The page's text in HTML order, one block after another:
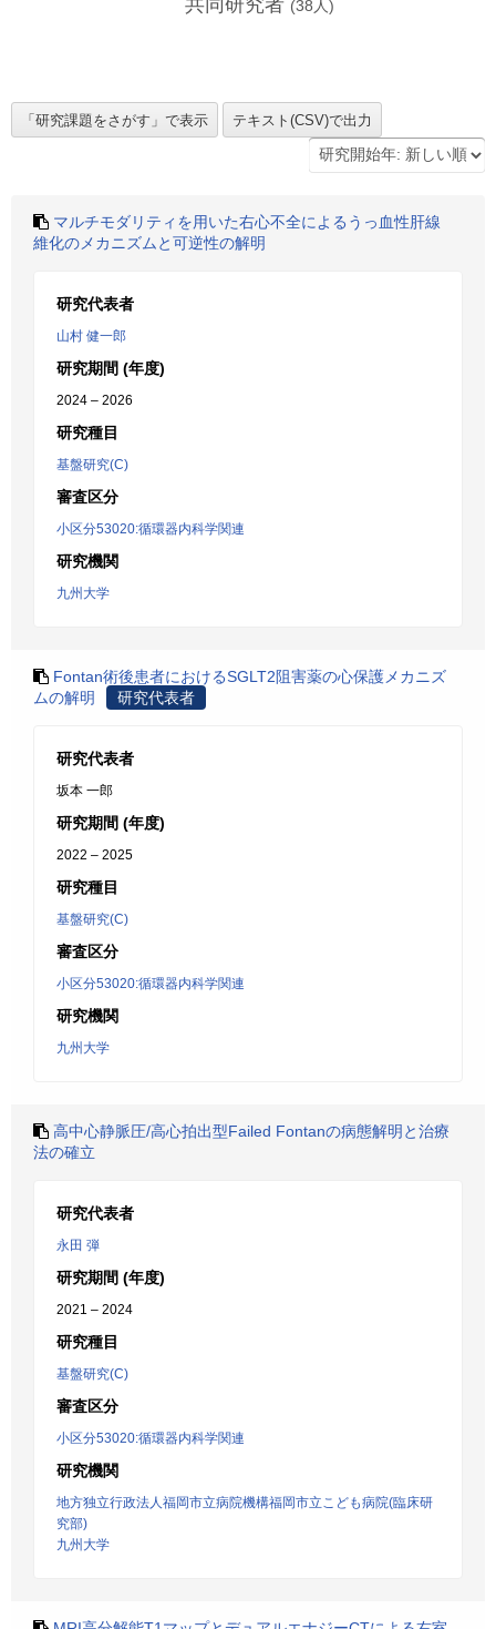
共同研究者 (38 人)
マルチモダリティを用いた右心不全によるうっ血性肝線
維化のメカニズムと可逆性の解明
研究代表者
山村 健一郎
研究期間 (年度)
2024 – 2026
研究種目
基盤研究(C)
審査区分
小区分53020:循環器内科学関連
研究機関
九州大学
Fontan術後患者におけるSGLT2阻害薬の心保護メカニズ
ムの解明
研究代表者
研究代表者
坂本 一郎
研究期間 (年度)
2022 – 2025
研究種目
基盤研究(C)
審査区分
小区分53020:循環器内科学関連
研究機関
九州大学
高中心静脈圧/高心拍出型Failed Fontanの病態解明と治療
法の確立
研究代表者
永田 弾
研究期間 (年度)
2021 – 2024
研究種目
基盤研究(C)
審査区分
小区分53020:循環器内科学関連
研究機関
地方独立行政法人福岡市立病院機構福岡市立こども病院(臨床研
究部)
九州大学